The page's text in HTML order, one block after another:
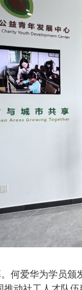
。何爱华为学员颁